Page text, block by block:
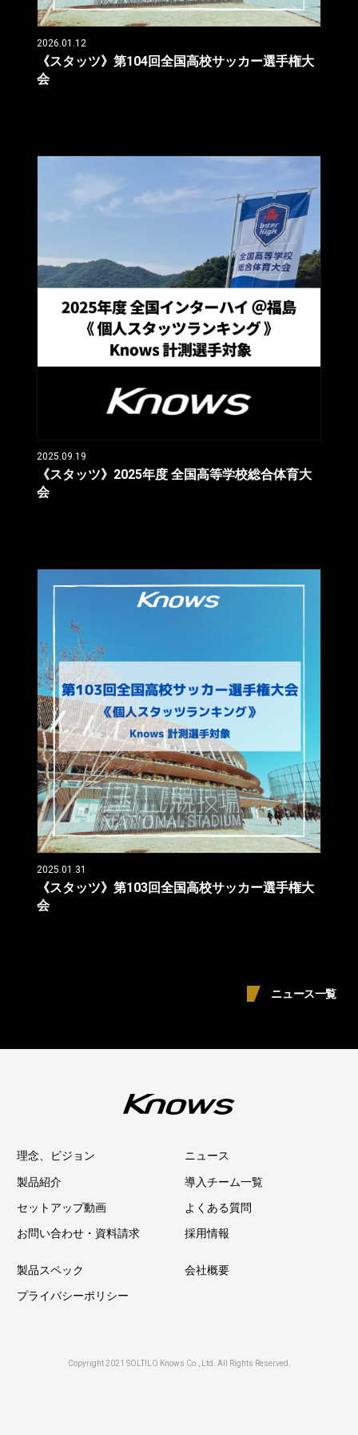
2026.01.12
《スタッツ》第104回全国高校サッカー選手権大
会
2025.09.19
《スタッツ》2025年度 全国高等学校総合体育大
会
2025.01.31
《スタッツ》第103回全国高校サッカー選手権大
会
ニュース一覧
理念、ビジョン ニュース
製品紹介 導入チーム一覧
セットアップ動画 よくある質問
お問い合わせ・資料請求 採用情報
製品スペック 会社概要
プライバシーポリシー
Copyright 2021 SOLTILO Knows Co., Ltd. All Rights Reserved.